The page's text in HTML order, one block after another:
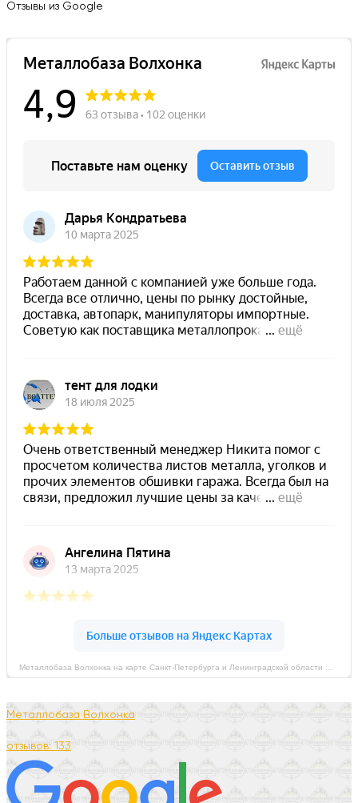
Отзывы из Google
Металлобаза Волхонка на карте Санкт‑Петербурга и Ленинградской области — Яндекс Карты
Металлобаза Волхонка
отзывов: 133